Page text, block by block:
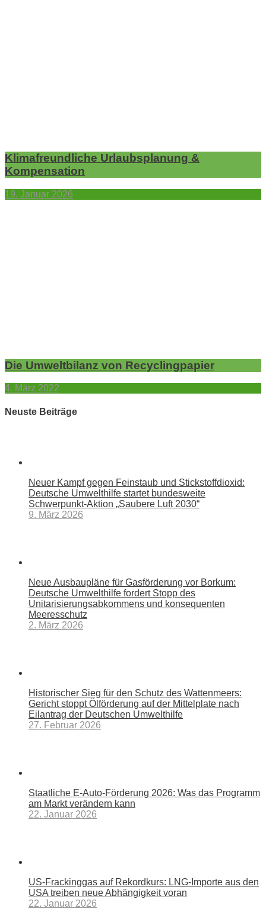
Klimafreundliche Urlaubsplanung &
Kompensation
19. Januar 2026
​Die Umweltbilanz von Recyclingpapier
4. März 2022
Neuste Beiträge
Neuer Kampf gegen Feinstaub und Stickstoffdioxid:
Deutsche Umwelthilfe startet bundesweite
Schwerpunkt-Aktion „Saubere Luft 2030“
9. März 2026
Neue Ausbaupläne für Gasförderung vor Borkum:
Deutsche Umwelthilfe fordert Stopp des
Unitarisierungsabkommens und konsequenten
Meeresschutz
2. März 2026
Historischer Sieg für den Schutz des Wattenmeers:
Gericht stoppt Ölförderung auf der Mittelplate nach
Eilantrag der Deutschen Umwelthilfe
27. Februar 2026
Staatliche E-Auto-Förderung 2026: Was das Programm
am Markt verändern kann
22. Januar 2026
US-Frackinggas auf Rekordkurs: LNG-Importe aus den
USA treiben neue Abhängigkeit voran
22. Januar 2026